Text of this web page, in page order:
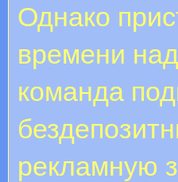
Однако
времени
команда
рекламную